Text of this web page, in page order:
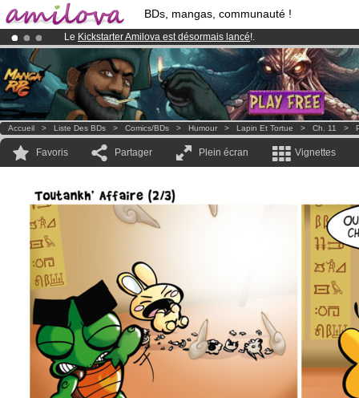
BDs, mangas, communauté !
Le Kickstarter Amilova est désormais lancé!.
Abonnement premium: à partir de3.95 eurospar mois !Clique ici
Déjà 100000membreset 1000BDs & Mangas!
Accueil > Liste Des BDs > Comics/BDs > Humour > Lapin Et Tortue > Ch. 11 >
Favoris Partager Plein écran Vignettes